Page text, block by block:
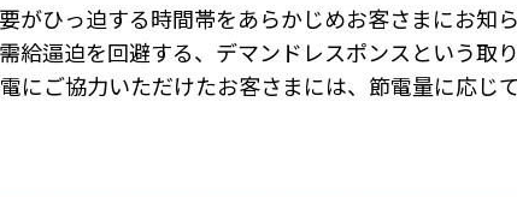
がひっ迫する時間帯をあらかじめお客さまにお知
給逼迫を回避する、デマンドレスポンスという取
にご協力いただけたお客さまには、節電量に応じ